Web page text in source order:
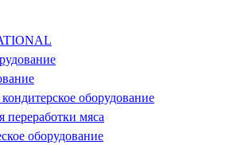
оборудование
переработки мяса
оборудование